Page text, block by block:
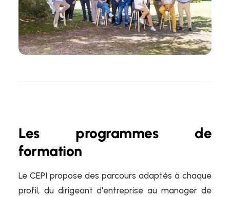
Les programmes de
formation
Le CEPI propose des parcours adaptés à chaque
profil, du dirigeant d'entreprise au manager de